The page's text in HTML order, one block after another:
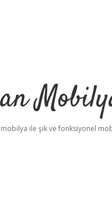
ile şık ve fonksiyonel